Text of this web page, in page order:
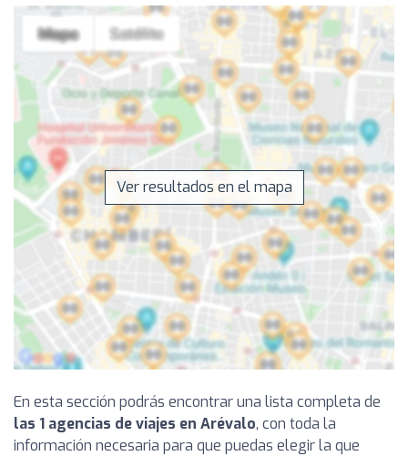
Ver resultados en el mapa
En esta sección podrás encontrar una lista completa de
las 1 agencias de viajes en Arévalo, con toda la
información necesaria para que puedas elegir la que